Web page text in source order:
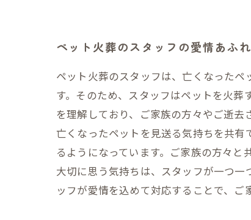
ペット火葬のスタッフの愛情あふ
ペット火葬のスタッフは、亡くなった
す。そのため、スタッフはペットを火
を理解しており、ご家族の方々やご逝去
亡くなったペットを見送る気持ちを共
るようになっています。ご家族の方々
大切に思う気持ちは、スタッフが一つ
ッフが愛情を込めて対応することで、ご